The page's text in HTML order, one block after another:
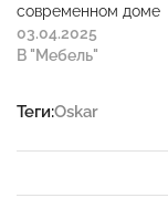
современном доме
03.04.2025
В "Мебель"
Теги:Oskar